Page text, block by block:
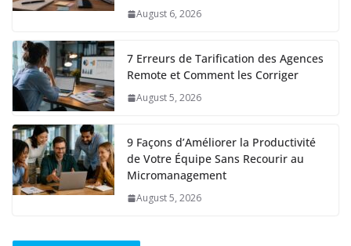
August 6, 2026
7 Erreurs de Tarification des Agences
Remote et Comment les Corriger
August 5, 2026
9 Façons d’Améliorer la Productivité
de Votre Équipe Sans Recourir au
Micromanagement
August 5, 2026